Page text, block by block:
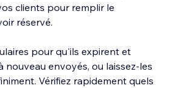
clients pour remplir le
réservé.
pour qu'ils expirent et
nouveau envoyés, ou laissez-les
Vérifiez rapidement quels